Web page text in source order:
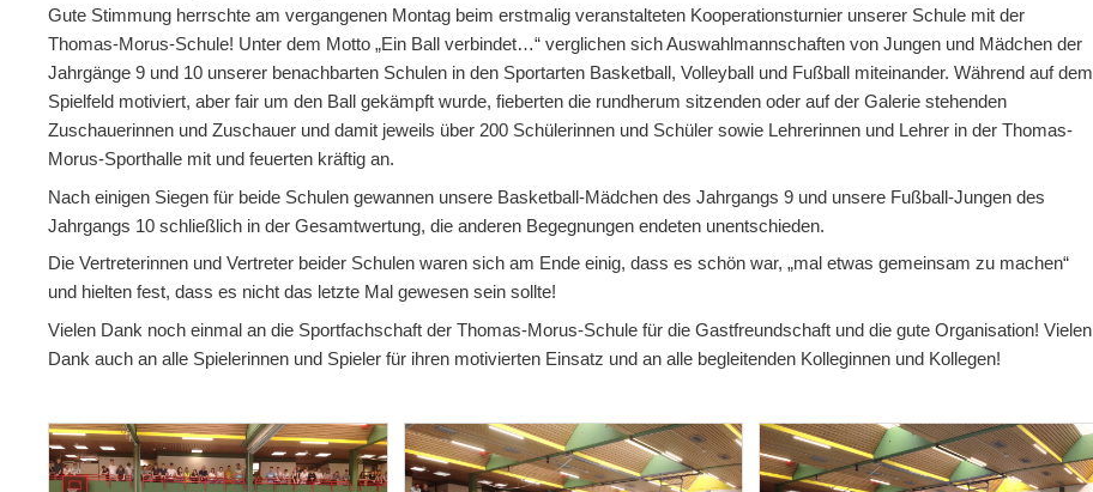
Gute Stimmung herrschte am vergangenen Montag beim erstmalig veranstalteten Kooperationsturnier unserer Schule mit der
Thomas-Morus-Schule! Unter dem Motto „Ein Ball verbindet…“ verglichen sich Auswahlmannschaften von Jungen und Mädchen der
Jahrgänge 9 und 10 unserer benachbarten Schulen in den Sportarten Basketball, Volleyball und Fußball miteinander. Während auf dem
Spielfeld motiviert, aber fair um den Ball gekämpft wurde, fieberten die rundherum sitzenden oder auf der Galerie stehenden
Zuschauerinnen und Zuschauer und damit jeweils über 200 Schülerinnen und Schüler sowie Lehrerinnen und Lehrer in der Thomas-
Morus-Sporthalle mit und feuerten kräftig an.
Nach einigen Siegen für beide Schulen gewannen unsere Basketball-Mädchen des Jahrgangs 9 und unsere Fußball-Jungen des
Jahrgangs 10 schließlich in der Gesamtwertung, die anderen Begegnungen endeten unentschieden.
Die Vertreterinnen und Vertreter beider Schulen waren sich am Ende einig, dass es schön war, „mal etwas gemeinsam zu machen“
und hielten fest, dass es nicht das letzte Mal gewesen sein sollte!
Vielen Dank noch einmal an die Sportfachschaft der Thomas-Morus-Schule für die Gastfreundschaft und die gute Organisation! Vielen
Dank auch an alle Spielerinnen und Spieler für ihren motivierten Einsatz und an alle begleitenden Kolleginnen und Kollegen!